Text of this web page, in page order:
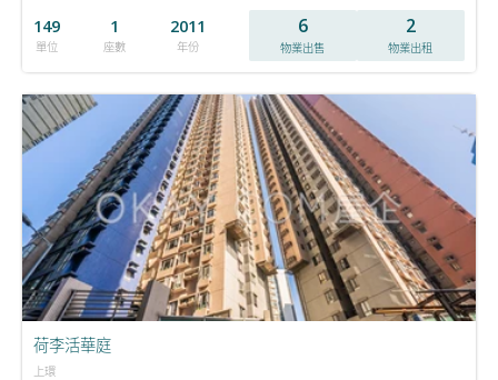
149
單位
1
座數
2011
年份
6
物業出售
2
物業出租
荷李活華庭
上環